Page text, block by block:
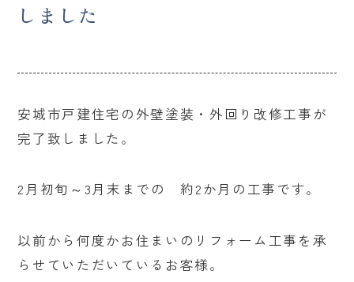
しました
安城市戸建住宅の外壁塗装・外回り改修工事が
完了致しました。
2月初旬～3月末までの 約2か月の工事です。
以前から何度かお住まいのリフォーム工事を承
らせていただいているお客様。